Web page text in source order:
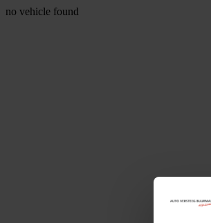
no vehicle found